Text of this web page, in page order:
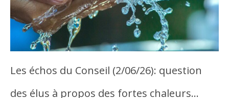
Les échos du Conseil (2/06/26): question
des élus à propos des fortes chaleurs…